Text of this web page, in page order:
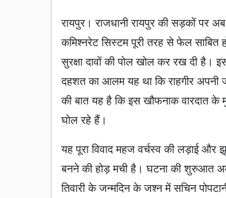
रायपुर। राजधानी रायपुर की सड़कों पर
कमिश्नरेट सिस्टम पूरी तरह से फेल
सुरक्षा दावों की पोल खोल कर रख दी
दहशत का आलम यह था कि राहगीर अपनी
की बात यह है कि इस खौफनाक वारदात
घोल रहे हैं।
यह पूरा विवाद महज वर्चस्व की लड़ाई और
बनने की होड़ मची है। घटना की शुरुआत
तिवारी के जन्मदिन के जश्न में सचिन